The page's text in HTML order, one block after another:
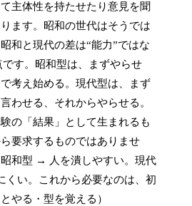
主体性を持たせたり意見を聞
ます。昭和の世代はそうでは
和と現代の差は“能力”ではな
です。昭和型は、まずやらせ
考え始める。現代型は、まず
わせる、それからやらせる。
の「結果」として生まれるも
要求するものではありませ
和型 → 人を潰しやすい。現代
い。これから必要なのは、初
やる・型を覚える）